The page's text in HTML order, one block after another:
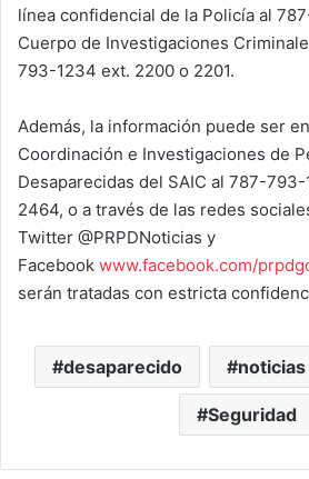
línea confidencial de la Policía al
Cuerpo de Investigaciones
793-1234 ext. 2200 o 2201.
Además, la información puede ser
Coordinación e Investigaciones de
Desaparecidas del SAIC al 787-
2464, o a través de las redes
Twitter @PRPDNoticias y
Facebook www.facebook.com/
serán tratadas con estricta
desaparecido noticias
Seguridad